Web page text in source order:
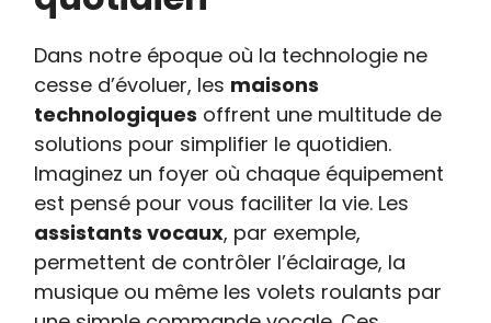
Dans notre époque où la technologie ne
cesse d’évoluer, les maisons
technologiques offrent une multitude de
solutions pour simplifier le quotidien.
Imaginez un foyer où chaque équipement
est pensé pour vous faciliter la vie. Les
assistants vocaux, par exemple,
permettent de contrôler l’éclairage, la
musique ou même les volets roulants par